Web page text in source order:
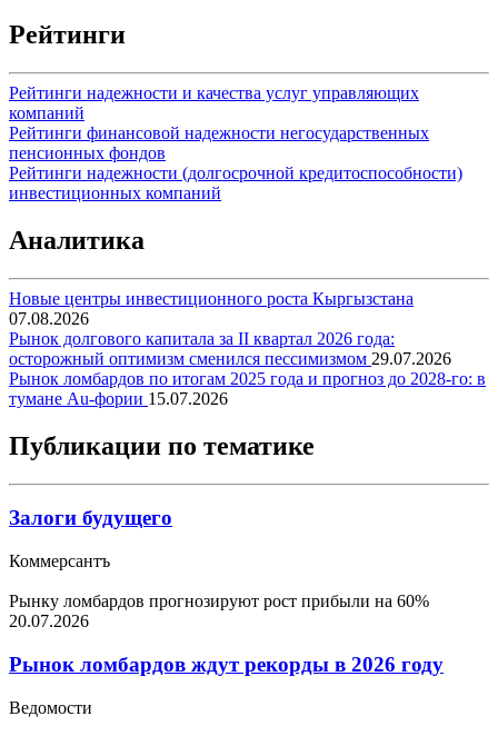
Рейтинги
Рейтинги надежности и качества услуг управляющих
компаний
Рейтинги финансовой надежности негосударственных
пенсионных фондов
Рейтинги надежности (долгосрочной кредитоспособности)
инвестиционных компаний
Аналитика
Новые центры инвестиционного роста Кыргызстана
07.08.2026
Рынок долгового капитала за II квартал 2026 года:
осторожный оптимизм сменился пессимизмом 29.07.2026
Рынок ломбардов по итогам 2025 года и прогноз до 2028-го: в
тумане Au-фории 15.07.2026
Публикации по тематике
Залоги будущего
Коммерсантъ
Рынку ломбардов прогнозируют рост прибыли на 60%
20.07.2026
Рынок ломбардов ждут рекорды в 2026 году
Ведомости